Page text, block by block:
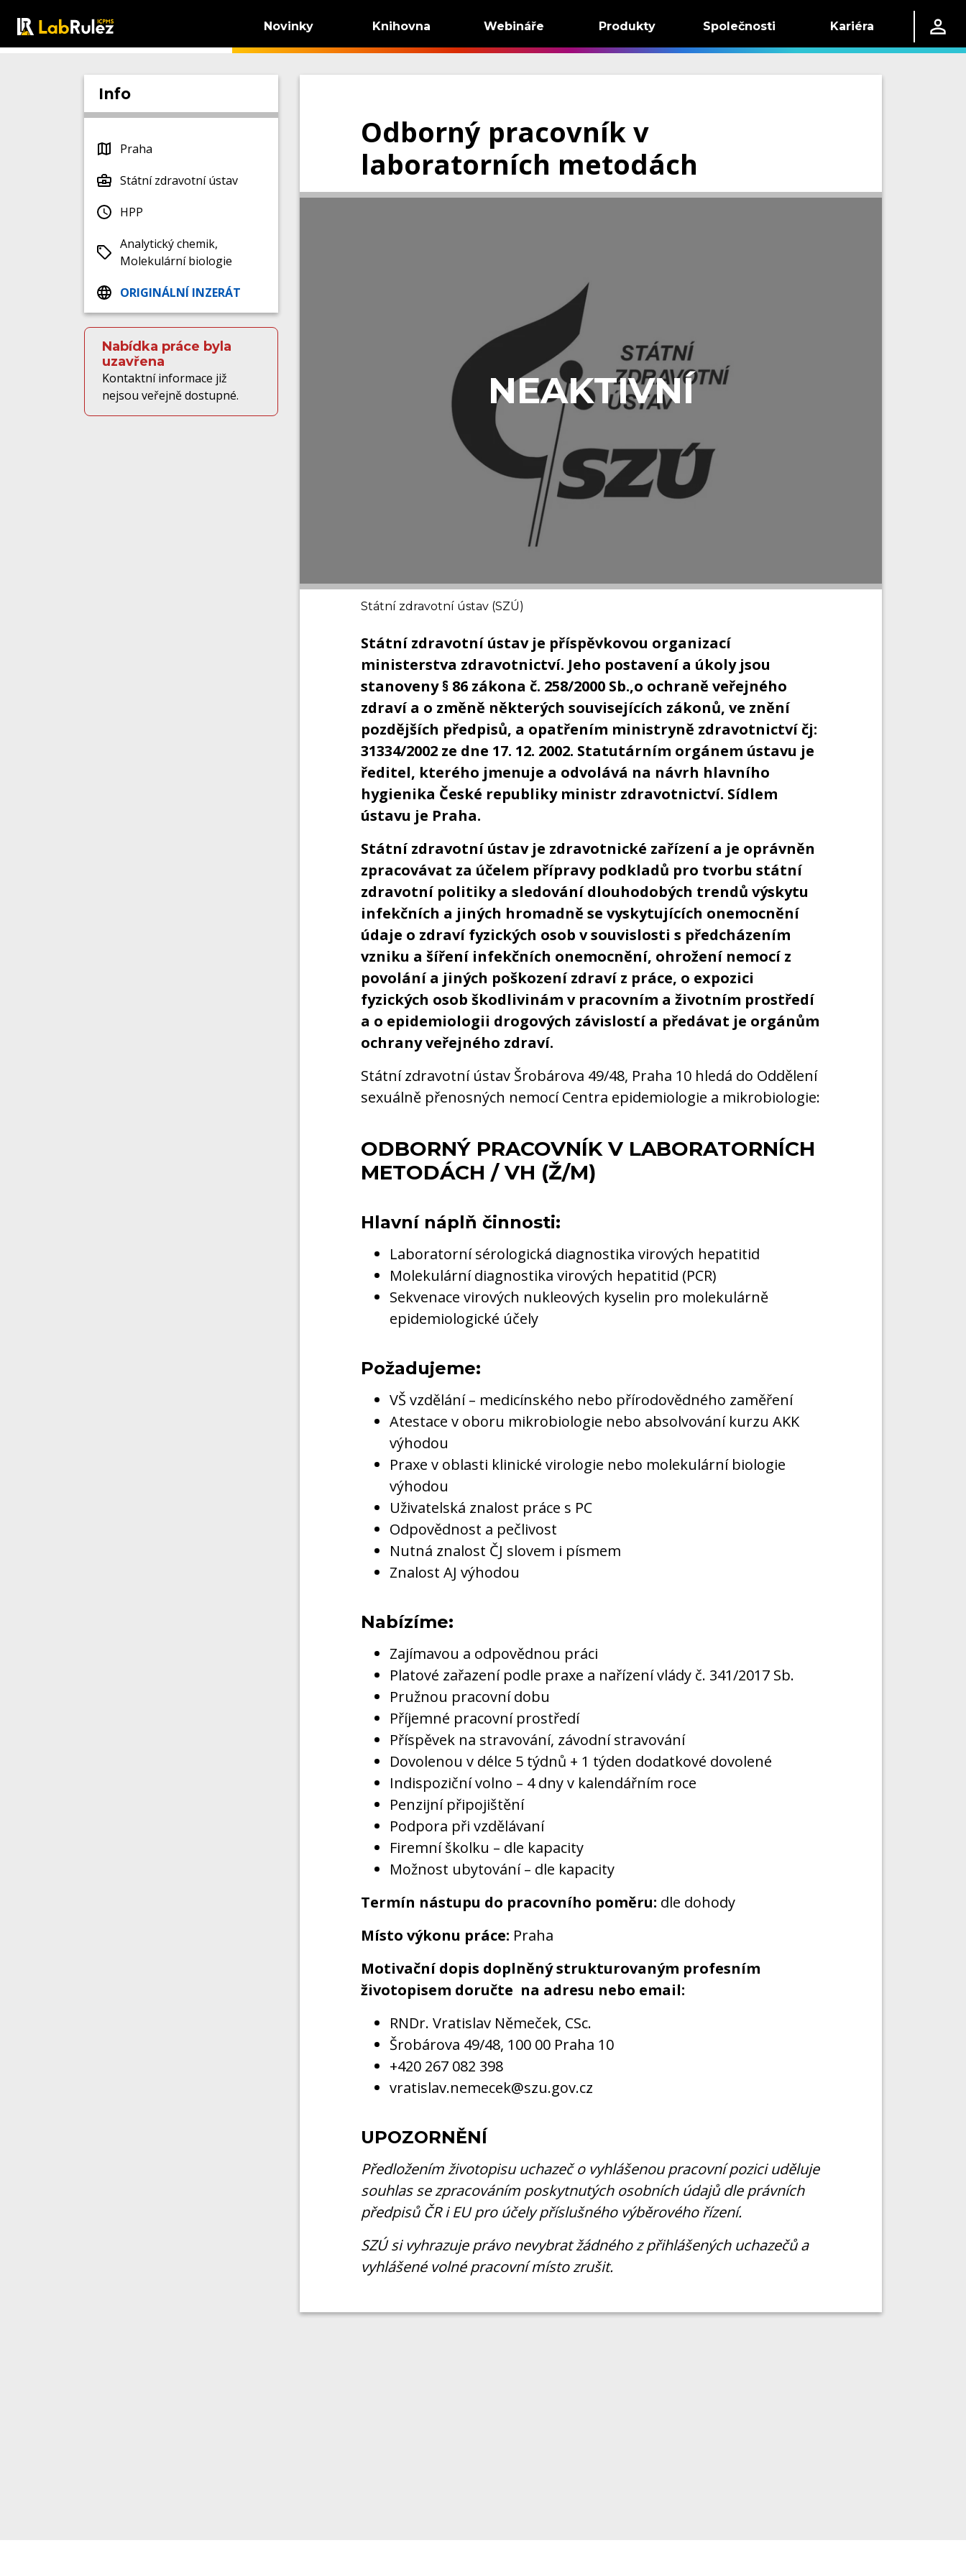
Novinky Knihovna Webináře Produkty Společnosti Kariéra
Info
Praha
Státní zdravotní ústav
HPP
Analytický chemik,
Molekulární biologie
ORIGINÁLNÍ INZERÁT
Nabídka práce byla
uzavřena
Kontaktní informace již
nejsou veřejně dostupné.
Odborný pracovník v
laboratorních metodách
NEAKTIVNÍ
Státní zdravotní ústav (SZÚ)
Státní zdravotní ústav je příspěvkovou organizací
ministerstva zdravotnictví. Jeho postavení a úkoly jsou
stanoveny § 86 zákona č. 258/2000 Sb.,o ochraně veřejného
zdraví a o změně některých souvisejících zákonů, ve znění
pozdějších předpisů, a opatřením ministryně zdravotnictví čj:
31334/2002 ze dne 17. 12. 2002. Statutárním orgánem ústavu je
ředitel, kterého jmenuje a odvolává na návrh hlavního
hygienika České republiky ministr zdravotnictví. Sídlem
ústavu je Praha.
Státní zdravotní ústav je zdravotnické zařízení a je oprávněn
zpracovávat za účelem přípravy podkladů pro tvorbu státní
zdravotní politiky a sledování dlouhodobých trendů výskytu
infekčních a jiných hromadně se vyskytujících onemocnění
údaje o zdraví fyzických osob v souvislosti s předcházením
vzniku a šíření infekčních onemocnění, ohrožení nemocí z
povolání a jiných poškození zdraví z práce, o expozici
fyzických osob škodlivinám v pracovním a životním prostředí
a o epidemiologii drogových závislostí a předávat je orgánům
ochrany veřejného zdraví.
Státní zdravotní ústav Šrobárova 49/48, Praha 10 hledá do Oddělení
sexuálně přenosných nemocí Centra epidemiologie a mikrobiologie:
ODBORNÝ PRACOVNÍK V LABORATORNÍCH
METODÁCH / VH (Ž/M)
Hlavní náplň činnosti:
Laboratorní sérologická diagnostika virových hepatitid
Molekulární diagnostika virových hepatitid (PCR)
Sekvenace virových nukleových kyselin pro molekulárně
epidemiologické účely
Požadujeme:
VŠ vzdělání – medicínského nebo přírodovědného zaměření
Atestace v oboru mikrobiologie nebo absolvování kurzu AKK
výhodou
Praxe v oblasti klinické virologie nebo molekulární biologie
výhodou
Uživatelská znalost práce s PC
Odpovědnost a pečlivost
Nutná znalost ČJ slovem i písmem
Znalost AJ výhodou
Nabízíme:
Zajímavou a odpovědnou práci
Platové zařazení podle praxe a nařízení vlády č. 341/2017 Sb.
Pružnou pracovní dobu
Příjemné pracovní prostředí
Příspěvek na stravování, závodní stravování
Dovolenou v délce 5 týdnů + 1 týden dodatkové dovolené
Indispoziční volno – 4 dny v kalendářním roce
Penzijní připojištění
Podpora při vzdělávaní
Firemní školku – dle kapacity
Možnost ubytování – dle kapacity
Termín nástupu do pracovního poměru: dle dohody
Místo výkonu práce: Praha
Motivační dopis doplněný strukturovaným profesním
životopisem doručte na adresu nebo email:
RNDr. Vratislav Němeček, CSc.
Šrobárova 49/48, 100 00 Praha 10
+420 267 082 398
vratislav.nemecek@szu.gov.cz
UPOZORNĚNÍ
Předložením životopisu uchazeč o vyhlášenou pracovní pozici uděluje
souhlas se zpracováním poskytnutých osobních údajů dle právních
předpisů ČR i EU pro účely příslušného výběrového řízení.
SZÚ si vyhrazuje právo nevybrat žádného z přihlášených uchazečů a
vyhlášené volné pracovní místo zrušit.